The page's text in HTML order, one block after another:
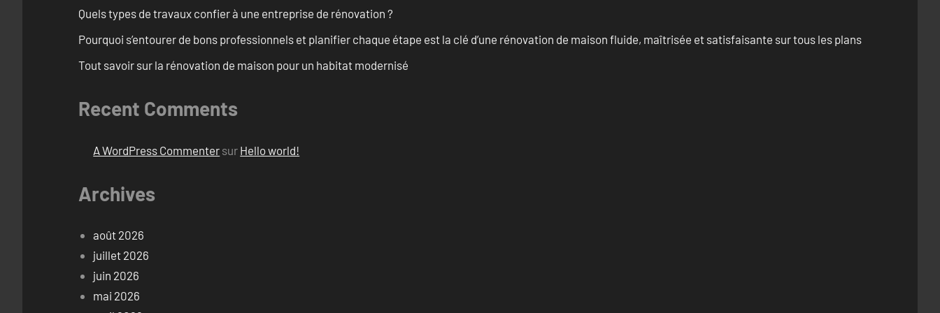
Quels types de travaux confier à une entreprise de rénovation ?
Pourquoi s’entourer de bons professionnels et planifier chaque étape est la clé d’une rénovation de maison fluide, maîtrisée et satisfaisante sur tous les plans
Tout savoir sur la rénovation de maison pour un habitat modernisé
Recent Comments
A WordPress Commenter sur Hello world!
Archives
août 2026
juillet 2026
juin 2026
mai 2026